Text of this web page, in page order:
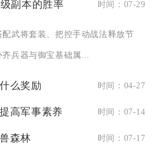
副本的胜率 时间：07-29
配武将套装、把控手动战法释放节
兵器与御宝基础属...
么奖励 时间：04-27
高军事素养 时间：07-14
森林 时间：07-17